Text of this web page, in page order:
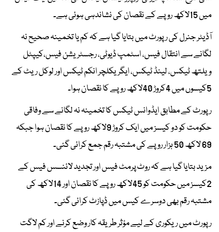
میں 15لاکھ روپے کے نقصان کی نشاندہی ہوئی ہے۔
آڈیٹر جنرل کی رپورٹ میں بتایا گیا ہے کہ کم یا تخمینہ صحیح نہ
لگانے سے انتقال فیس، اسٹمپ ڈیوٹی، رجسٹریشن فیس،کیپٹل
ویلتھ ٹیکس، لینڈ ٹیکس، ایگریکلچر انکم ٹیکس اور لوکل ریٹ کے
5کیسوں میں 4کروڑ 40لاکھ روپے کا نقصان ہوا۔
رپورٹ کے مطابق ایڈوانس ٹیکس کا تخمینہ نہ لگانے سے وفاقی
حکومت کو دو کیسز میں ایک کروڑ 9لاکھ روپے کا نقصان ہوا جبکہ
69 لاکھ 50 ہزار روپے کی مشتبہ رقم جمع کرائی گئی۔
مزید بتایا گیا ہے کہ روٹ پرمٹ فیس اور تجدید لائنسس فیس کے
2کیسز میں حکومت کو 45لاکھ روپے کا نقصان اور 14لاکھ کی
مشتبہ رقم بھی دوسرے کیس میں ڈپازٹ کرائی گئی۔
رپورٹ میں ریکوری کے لیے مؤثر طریقہ کار وضع کرنے اور کم لاگت